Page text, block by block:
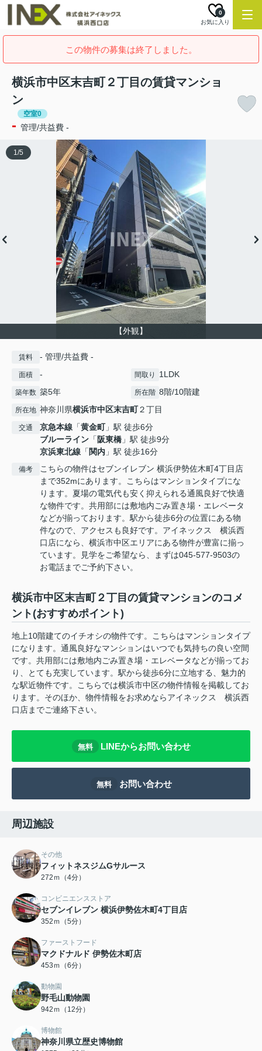
お気に入り
0
この物件の募集は終了しました。
横浜市中区末吉町２丁目の賃貸マンショ
ン
空室0
- 管理/共益費 -
【外観】
1/5
賃料 - 管理/共益費 -
面積 - 間取り 1LDK
築年数 築5年 所在階 8階/10階建
所在地 神奈川県横浜市中区末吉町２丁目
交通 京急本線 「黄金町」駅 徒歩6分
ブルーライン 「 阪東橋 」駅 徒歩9分
京浜東北線 「 関内 」駅 徒歩16分
備考
こちらの物件はセブンイレブン 横浜伊勢佐木町4丁目店
まで352mにあります。こちらはマンションタイプにな
ります。夏場の電気代も安く抑えられる通風良好で快適
な物件です。共用部には敷地内ごみ置き場・エレベータ
などが揃っております。駅から徒歩6分の位置にある物
件なので、アクセスも良好です。アイネックス 横浜西
口店になら、横浜市中区エリアにある物件が豊富に揃っ
ています。見学をご希望なら、まずは045-577-9503の
お電話までご予約下さい。
横浜市中区末吉町２丁目の賃貸マンションのコメ
ント(おすすめポイント)
地上10階建てのイチオシの物件です。こちらはマンションタイプ
になります。通風良好なマンションはいつでも気持ちの良い空間
です。共用部には敷地内ごみ置き場・エレベータなどが揃ってお
り、とても充実しています。駅から徒歩6分に立地する、魅力的
な駅近物件です。こちらでは横浜市中区の物件情報を掲載してお
ります。そのほか、物件情報をお求めならアイネックス 横浜西
口店までご連絡下さい。
無料 LINEからお問い合わせ
無料 お問い合わせ
周辺施設
その他
フィットネスジムGサルース
272ｍ（4分）
コンビニエンスストア
セブンイレブン 横浜伊勢佐木町4丁目店
352ｍ（5分）
ファーストフード
マクドナルド 伊勢佐木町店
453ｍ（6分）
動物園
野毛山動物園
942ｍ（12分）
博物館
神奈川県立歴史博物館